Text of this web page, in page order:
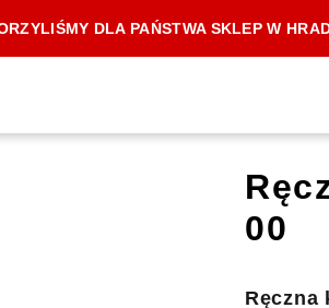
DLA PAŃSTWA SKLEP W
00
Ręczna